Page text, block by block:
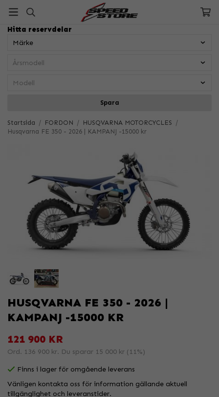
Hitta reservdelar
Spara
Startsida / FORDON / HUSQVARNA MOTORCYCLES /
Husqvarna FE 350 - 2026 | KAMPANJ -15000 kr
HUSQVARNA FE 350 - 2026 |
KAMPANJ -15000 KR
121 900 KR
Ord. 136 900 kr. Du sparar 15 000 kr (11%)
Finns i lager för omgående leverans
Vänligen kontakta oss för information gällande aktuell
tillgänglighet och leveranstider.